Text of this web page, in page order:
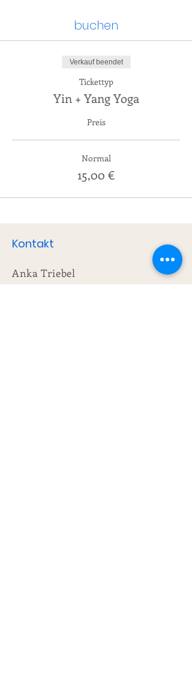
buchen
Verkauf beendet
Tickettyp
Yin + Yang Yoga
Preis
Normal
15,00 €
Kontakt
Anka Triebel